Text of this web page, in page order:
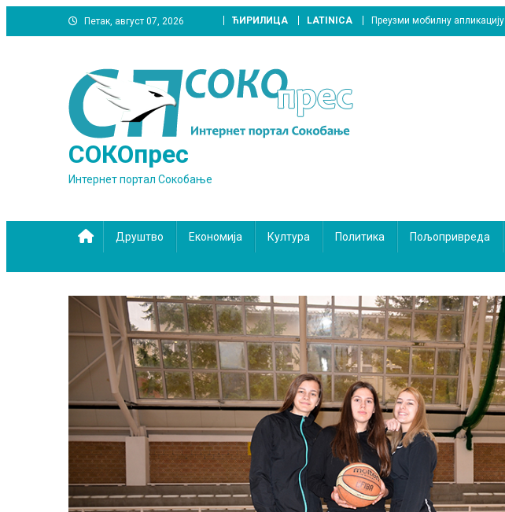
to
Петак, август 07, 2026 ЋИРИЛИЦА LATINICA Преузми мобилну апликацију
СОКОпрес
Интернет портал Сокобање
Друштво Економија Култура Политика Пољопривреда